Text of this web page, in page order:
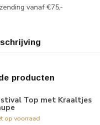
vanaf €75,-
producten
Top met Kraaltjes
op voorraad